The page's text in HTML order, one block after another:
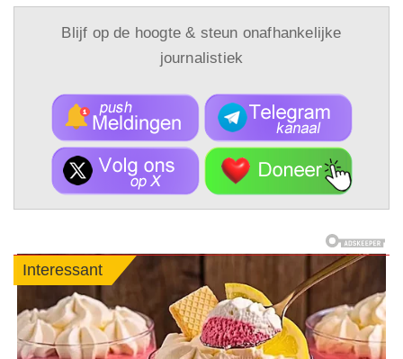
Blijf op de hoogte & steun onafhankelijke
journalistiek
Interessant